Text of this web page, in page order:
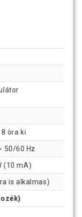
óra ki
50/60 Hz
(10 mA)
is alkalmas)